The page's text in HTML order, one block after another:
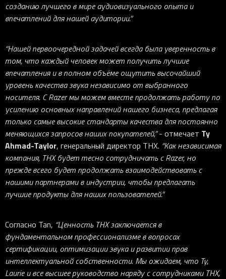
созданию лучшего в мире аудиовизуального опыта и
впечатлений для нашей аудитории.”
“Нашей первоочередной задачей всегда была уверенность в
том, что каждый человек может получить лучшие
впечатления и в полном объёме ощутить высочайший
уровень качества звука независимо от выбранного
носителя. С Razer мы можем вместе продолжать работу по
усилению основных направлений нашего бизнеса, предлагая
только самые высокие стандарты качества для постоянно
меняющихся запросов наших покупателей,”- отмечает Ty
Ahmad-Taylor, генеральный директор THX. “Как независимая
компания, THX будет тесно сотрудничать с Razer, но
прежде всего будет продолжать взаимодействовать с
нашими партнерами в индустрии, чтобы предлагать
лучшие продукты для наших пользователей.”
Согласно Tan, “Ценность THX заключается в
фундаментальном профессионализме в вопросах
сертификации, оптимизации звука и развитии прав
интеллектуальной собственности. Мы ожидаем, что Ty,
Laurie и все высшее руководство наряду с сотрудниками THX,